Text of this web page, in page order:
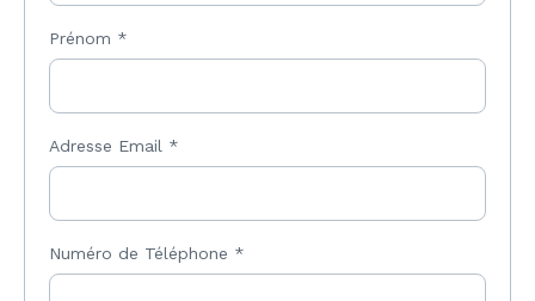
Prénom *
Adresse Email *
Numéro de Téléphone *